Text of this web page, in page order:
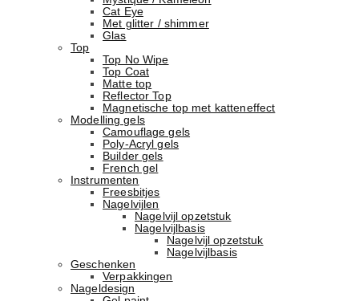
Cat Eye
Met glitter / shimmer
Glas
Top
Top No Wipe
Top Coat
Matte top
Reflector Top
Magnetische top met katteneffect
Modelling gels
Camouflage gels
Poly-Acryl gels
Builder gels
French gel
Instrumenten
Freesbitjes
Nagelvijlen
Nagelvijl opzetstuk
Nagelvijlbasis
Nagelvijl opzetstuk
Nagelvijlbasis
Geschenken
Verpakkingen
Nageldesign